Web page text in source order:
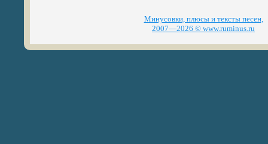
Минусовки, плюсы и тексты песен,
2007—2026 © www.ruminus.ru